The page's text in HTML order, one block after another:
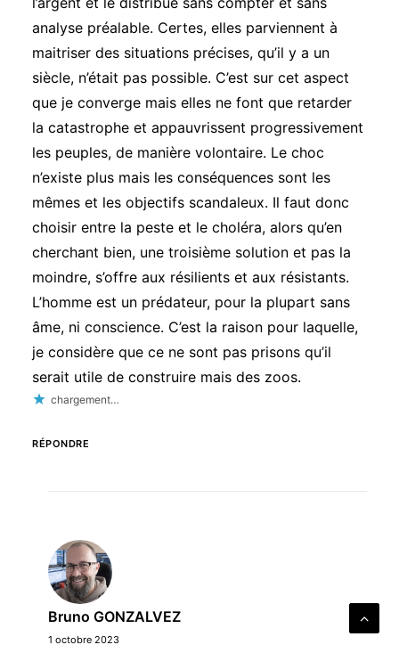
analyse préalable. Certes, elles parviennent à
maitriser des situations précises, qu’il y a un
siècle, n’était pas possible. C’est sur cet aspect
que je converge mais elles ne font que retarder
la catastrophe et appauvrissent progressivement
les peuples, de manière volontaire. Le choc
n’existe plus mais les conséquences sont les
mêmes et les objectifs scandaleux. Il faut donc
choisir entre la peste et le choléra, alors qu’en
cherchant bien, une troisième solution et pas la
moindre, s’offre aux résilients et aux résistants.
L’homme est un prédateur, pour la plupart sans
âme, ni conscience. C’est la raison pour laquelle,
je considère que ce ne sont pas prisons qu’il
serait utile de construire mais des zoos.
chargement…
RÉPONDRE
Bruno GONZALVEZ
1 octobre 2023